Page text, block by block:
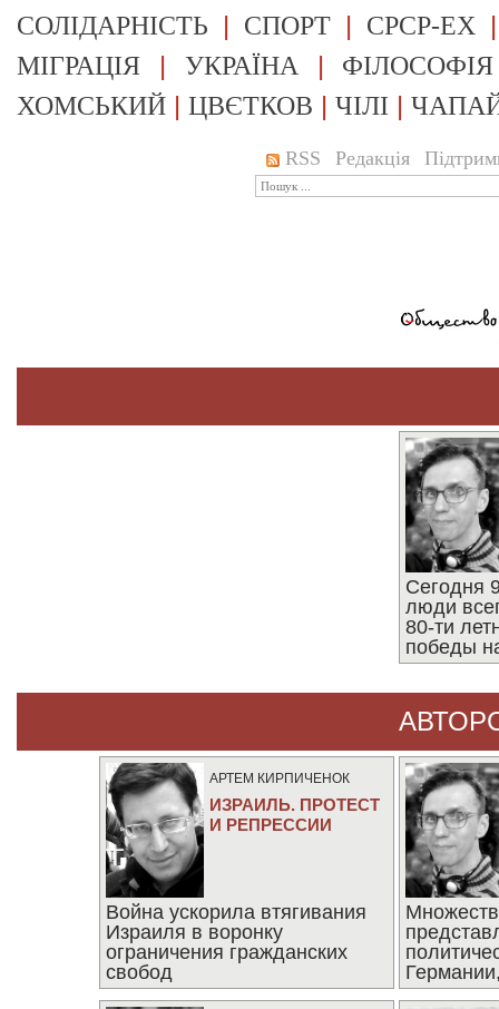
СОЛІДАРНІСТЬ | СПОРТ | СРСР-EX
МІГРАЦІЯ | УКРАЇНА | ФІЛОСОФІЯ
ХОМСЬКИЙ | ЦВЄТКОВ | ЧІЛІ |
RSS Редакція
Сегодня
люди
80-ти
победы
АРТЕМ КИРПИЧЕНОК
ИЗРАИЛЬ. ПРОТЕСТ
И РЕПРЕССИИ
Война ускорила втягивания
Израиля в воронку
ограничения гражданских
свобод